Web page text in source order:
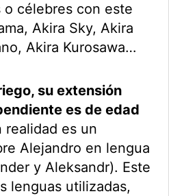
o célebres con este
Akira Sky, Akira
Akira Kurosawa…
su extensión
es de edad
realidad es un
Alejandro en lengua
y Aleksandr). Este
lenguas utilizadas,